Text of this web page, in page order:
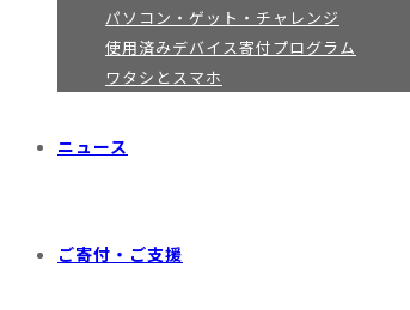
パソコン・ゲット・チャレンジ
使用済みデバイス寄付プログラム
ワタシとスマホ
ニュース
ご寄付・ご支援